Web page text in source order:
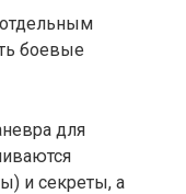
бое­вые
для
и секреты, а